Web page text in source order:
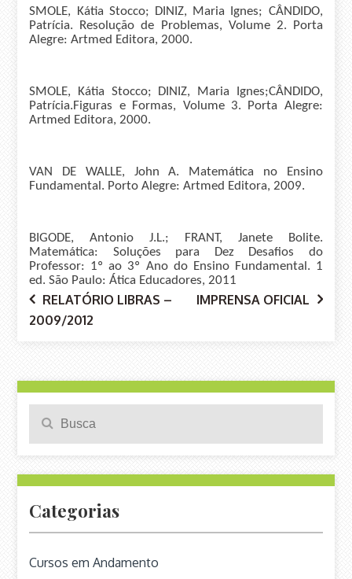
SMOLE, Kátia Stocco; DINIZ, Maria Ignes; CÂNDIDO,
Patrícia. Resolução de Problemas, Volume 2. Porta
Alegre: Artmed Editora, 2000.
SMOLE, Kátia Stocco; DINIZ, Maria Ignes;CÂNDIDO,
Patrícia.Figuras e Formas, Volume 3. Porta Alegre:
Artmed Editora, 2000.
VAN DE WALLE, John A. Matemática no Ensino
Fundamental. Porto Alegre: Artmed Editora, 2009.
BIGODE, Antonio J.L.; FRANT, Janete Bolite.
Matemática: Soluções para Dez Desafios do
Professor: 1º ao 3º Ano do Ensino Fundamental. 1
ed. São Paulo: Ática Educadores, 2011
Navegação
de
Post
RELATÓRIO LIBRAS –
2009/2012
IMPRENSA OFICIAL
para:
Search
Categorias
Cursos em Andamento